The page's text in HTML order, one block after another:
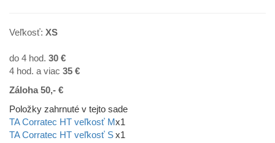
Veľkosť: XS
do 4 hod. 30 €
4 hod. a viac 35 €
Záloha 50,- €
Položky zahrnuté v tejto sade
TA Corratec HT veľkosť Mx1
TA Corratec HT veľkosť Sx1